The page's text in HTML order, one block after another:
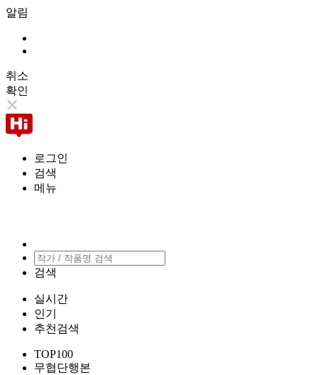
알림
취소
확인
로그인
검색
메뉴
검색
실시간
인기
추천검색
TOP100
무협단행본